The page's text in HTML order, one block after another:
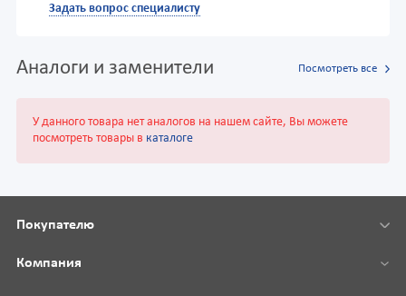
Задать вопрос специалисту
Аналоги и заменители Посмотреть все
У данного товара нет аналогов на нашем сайте, Вы можете
посмотреть товары в каталоге
Покупателю
Компания